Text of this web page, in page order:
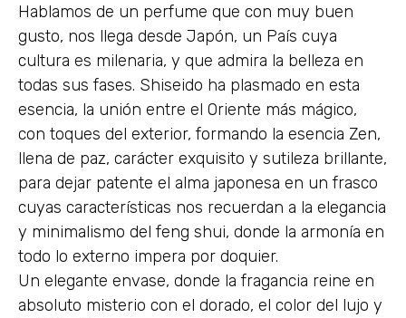
Hablamos de un perfume que con muy buen
gusto, nos llega desde Japón, un País cuya
cultura es milenaria, y que admira la belleza en
todas sus fases. Shiseido ha plasmado en esta
esencia, la unión entre el Oriente más mágico,
con toques del exterior, formando la esencia Zen,
llena de paz, carácter exquisito y sutileza brillante,
para dejar patente el alma japonesa en un frasco
cuyas características nos recuerdan a la elegancia
y minimalismo del feng shui, donde la armonía en
todo lo externo impera por doquier.
Un elegante envase, donde la fragancia reine en
absoluto misterio con el dorado, el color del lujo y